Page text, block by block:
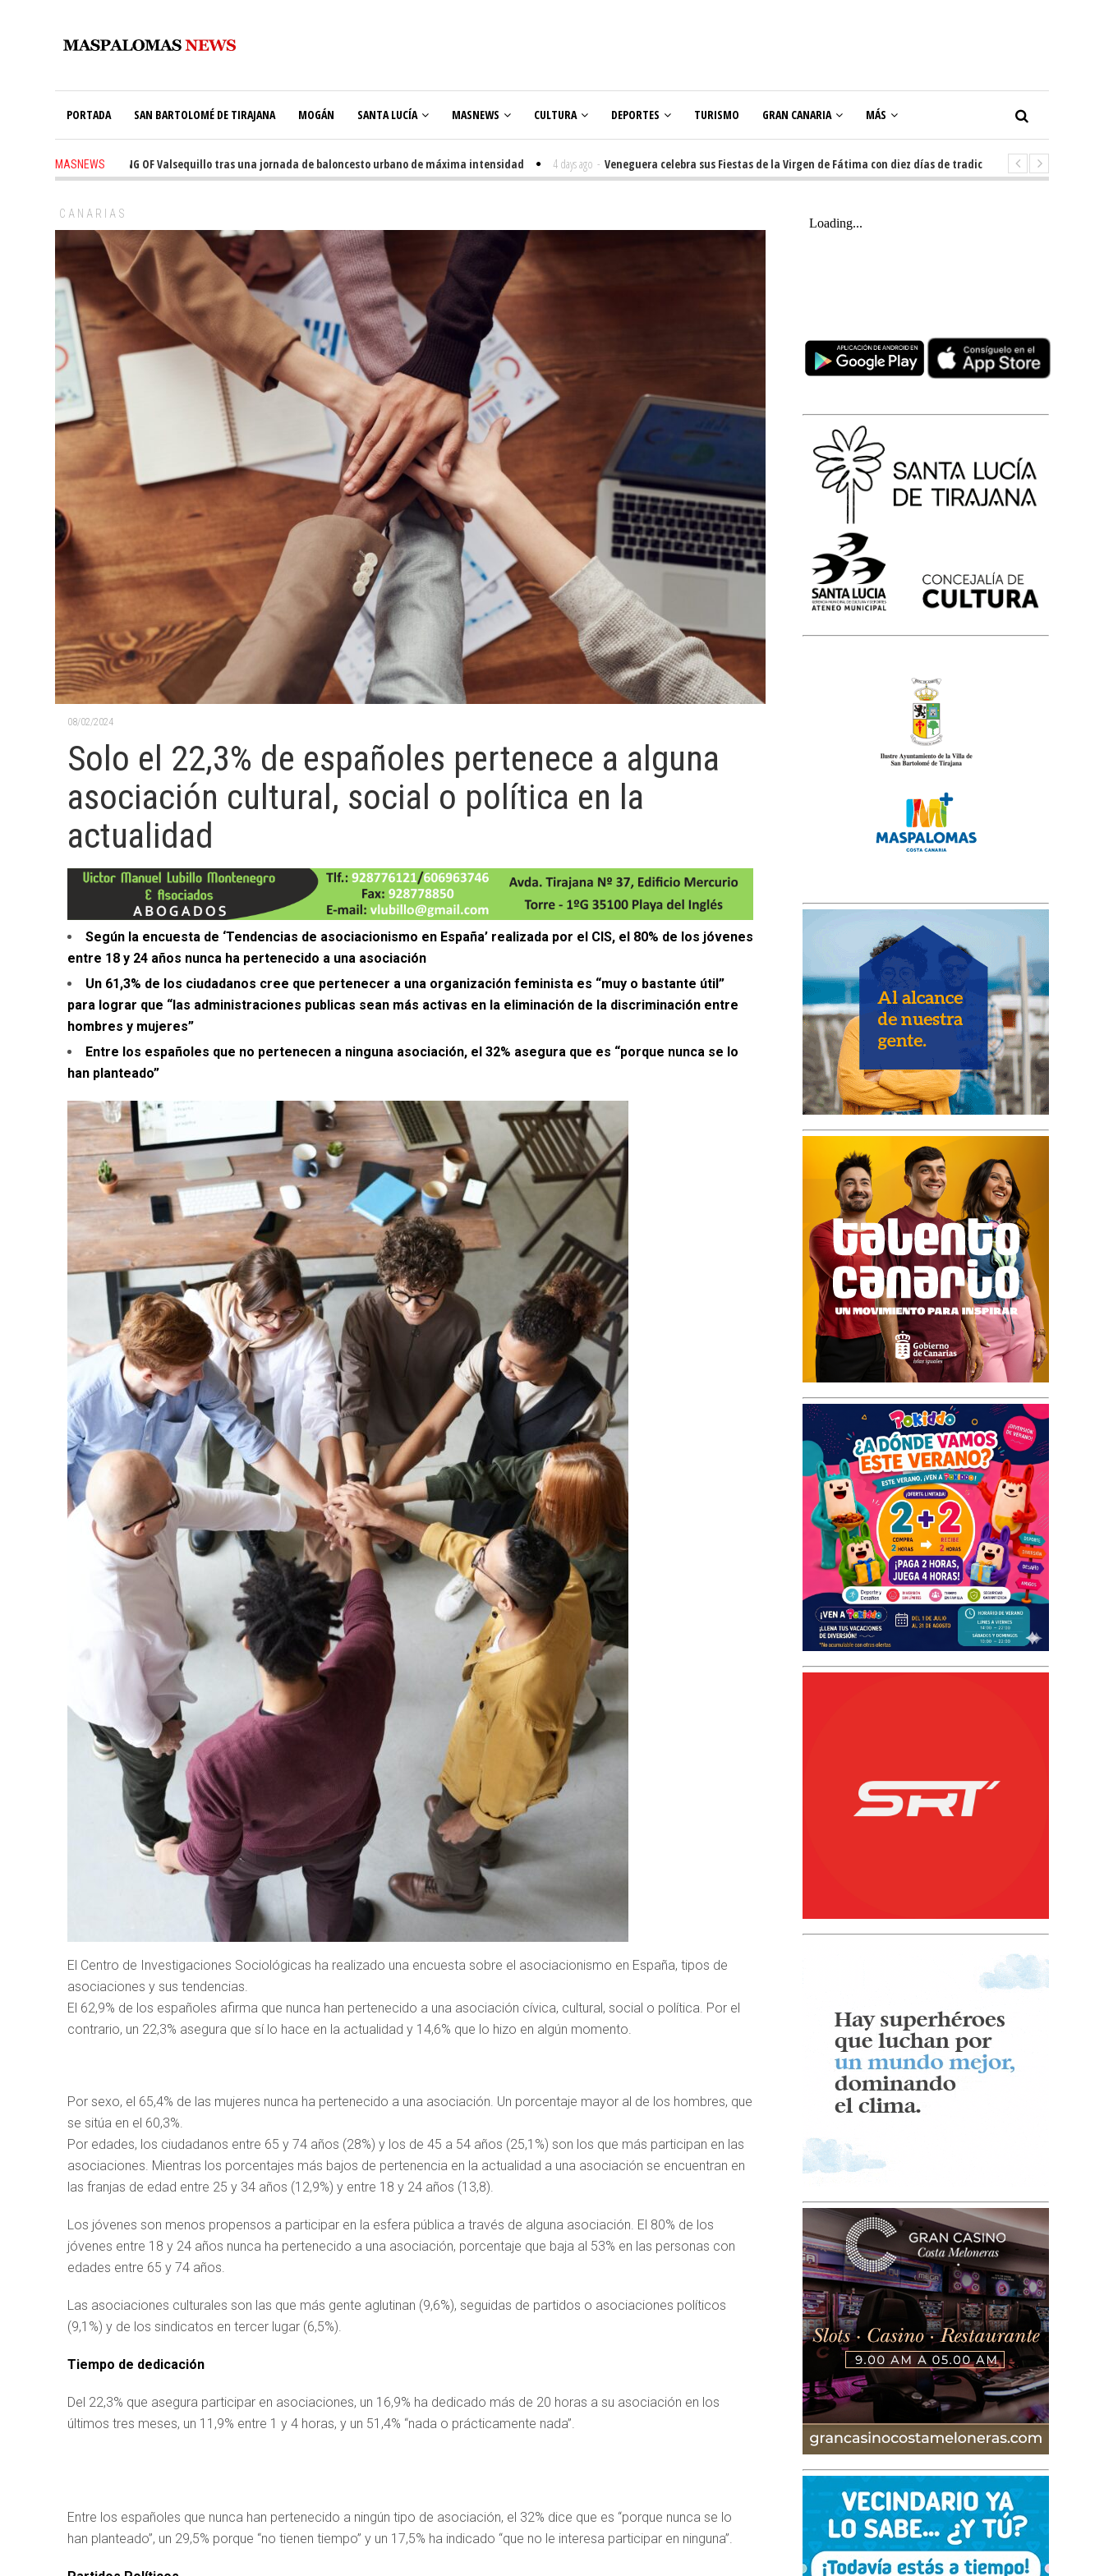
PORTADA SAN BARTOLOMÉ DE TIRAJANA MOGÁN SANTA LUCÍA MASNEWS CULTURA DEPORTES TURISMO GRAN CANARIA MÁS
MASNEWS
de THE KING OF Valsequillo tras una jornada de baloncesto urbano de máxima intensidad 4 days ago - Veneguera celebra sus Fiestas de la Virgen de Fátima con diez días de tradición, música y actos populares
CANARIAS
08/02/2024
Solo el 22,3% de españoles pertenece a alguna
asociación cultural, social o política en la
actualidad
Según la encuesta de ‘Tendencias de asociacionismo en España’ realizada por el CIS, el 80% de los jóvenes
entre 18 y 24 años nunca ha pertenecido a una asociación
Un 61,3% de los ciudadanos cree que pertenecer a una organización feminista es “muy o bastante útil”
para lograr que “las administraciones publicas sean más activas en la eliminación de la discriminación entre
hombres y mujeres”
Entre los españoles que no pertenecen a ninguna asociación, el 32% asegura que es “porque nunca se lo
han planteado”
El Centro de Investigaciones Sociológicas ha realizado una encuesta sobre el asociacionismo en España, tipos de
asociaciones y sus tendencias.
El 62,9% de los españoles afirma que nunca han pertenecido a una asociación cívica, cultural, social o política. Por el
contrario, un 22,3% asegura que sí lo hace en la actualidad y 14,6% que lo hizo en algún momento.
Por sexo, el 65,4% de las mujeres nunca ha pertenecido a una asociación. Un porcentaje mayor al de los hombres, que
se sitúa en el 60,3%.
Por edades, los ciudadanos entre 65 y 74 años (28%) y los de 45 a 54 años (25,1%) son los que más participan en las
asociaciones. Mientras los porcentajes más bajos de pertenencia en la actualidad a una asociación se encuentran en
las franjas de edad entre 25 y 34 años (12,9%) y entre 18 y 24 años (13,8).
Los jóvenes son menos propensos a participar en la esfera pública a través de alguna asociación. El 80% de los
jóvenes entre 18 y 24 años nunca ha pertenecido a una asociación, porcentaje que baja al 53% en las personas con
edades entre 65 y 74 años.
Las asociaciones culturales son las que más gente aglutinan (9,6%), seguidas de partidos o asociaciones políticos
(9,1%) y de los sindicatos en tercer lugar (6,5%).
Tiempo de dedicación
Del 22,3% que asegura participar en asociaciones, un 16,9% ha dedicado más de 20 horas a su asociación en los
últimos tres meses, un 11,9% entre 1 y 4 horas, y un 51,4% “nada o prácticamente nada”.
Entre los españoles que nunca han pertenecido a ningún tipo de asociación, el 32% dice que es “porque nunca se lo
han planteado”, un 29,5% porque “no tienen tiempo” y un 17,5% ha indicado “que no le interesa participar en ninguna”.